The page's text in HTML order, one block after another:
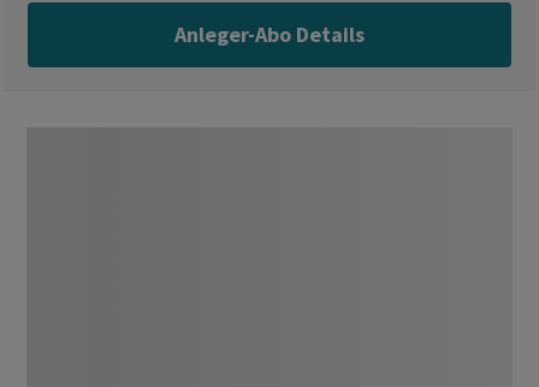
Anleger-Abo Details